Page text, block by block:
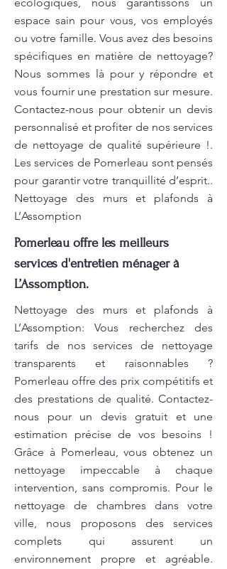
espace sain pour vous, vos employés
ou votre famille. Vous avez des besoins
spécifiques en matière de nettoyage?
Nous sommes là pour y répondre et
vous fournir une prestation sur mesure.
Contactez-nous pour obtenir un devis
personnalisé et profiter de nos services
de nettoyage de qualité supérieure !.
Les services de Pomerleau sont pensés
pour garantir votre tranquillité d’esprit..
Nettoyage des murs et plafonds à
L’Assomption
Pomerleau offre les meilleurs
services d'entretien ménager à
L’Assomption.
Nettoyage des murs et plafonds à
L’Assomption: Vous recherchez des
tarifs de nos services de nettoyage
transparents et raisonnables ?
Pomerleau offre des prix compétitifs et
des prestations de qualité. Contactez-
nous pour un devis gratuit et une
estimation précise de vos besoins !
Grâce à Pomerleau, vous obtenez un
nettoyage impeccable à chaque
intervention, sans compromis. Pour le
nettoyage de chambres dans votre
ville, nous proposons des services
complets qui assurent un
environnement propre et agréable.